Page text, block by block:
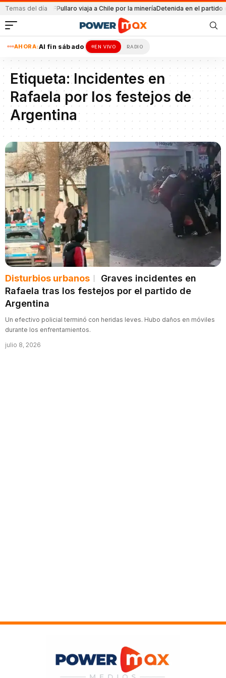
Temas del día
YPF Pullaro viaja a Chile por la mineríaDetenida en el partido
AHORA:Al fin sábado EN VIVO RADIO
Etiqueta:Incidentes en
Rafaela por los festejos de
Argentina
Disturbios urbanos
Graves incidentes en
Rafaela tras los festejos por el partido de
Argentina
Un efectivo policial terminó con heridas leves. Hubo daños en móviles
durante los enfrentamientos.
julio 8, 2026